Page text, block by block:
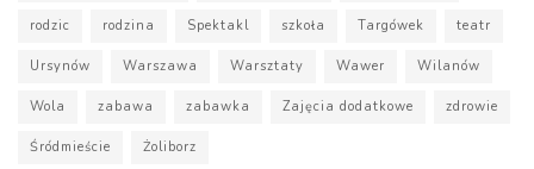
rodzic rodzina Spektakl szkoła Targówek teatr
Ursynów Warszawa Warsztaty Wawer Wilanów
Wola zabawa zabawka Zajęcia dodatkowe zdrowie
Śródmieście Żoliborz